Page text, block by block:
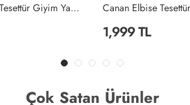
Yağyeşili Mihra Abaya Takım Tesettür Giyim Yağ Yeşili Canan Elbise
1,999 TL
Çok Satan Ürünler